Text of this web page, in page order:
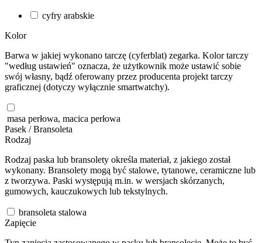
cyfry arabskie
Kolor
Barwa w jakiej wykonano tarczę (cyferblat) zegarka. Kolor tarczy
"według ustawień" oznacza, że użytkownik może ustawić sobie
swój własny, bądź oferowany przez producenta projekt tarczy
graficznej (dotyczy wyłącznie smartwatchy).
masa perłowa, macica perłowa
Pasek / Bransoleta
Rodzaj
Rodzaj paska lub bransolety określa materiał, z jakiego został
wykonany. Bransolety mogą być stalowe, tytanowe, ceramiczne lub
z tworzywa. Paski występują m.in. w wersjach skórzanych,
gumowych, kauczukowych lub tekstylnych.
bransoleta stalowa
Zapięcie